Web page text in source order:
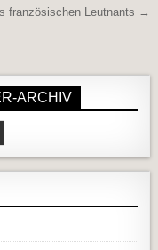
französischen Leutnants →
ARCHIV